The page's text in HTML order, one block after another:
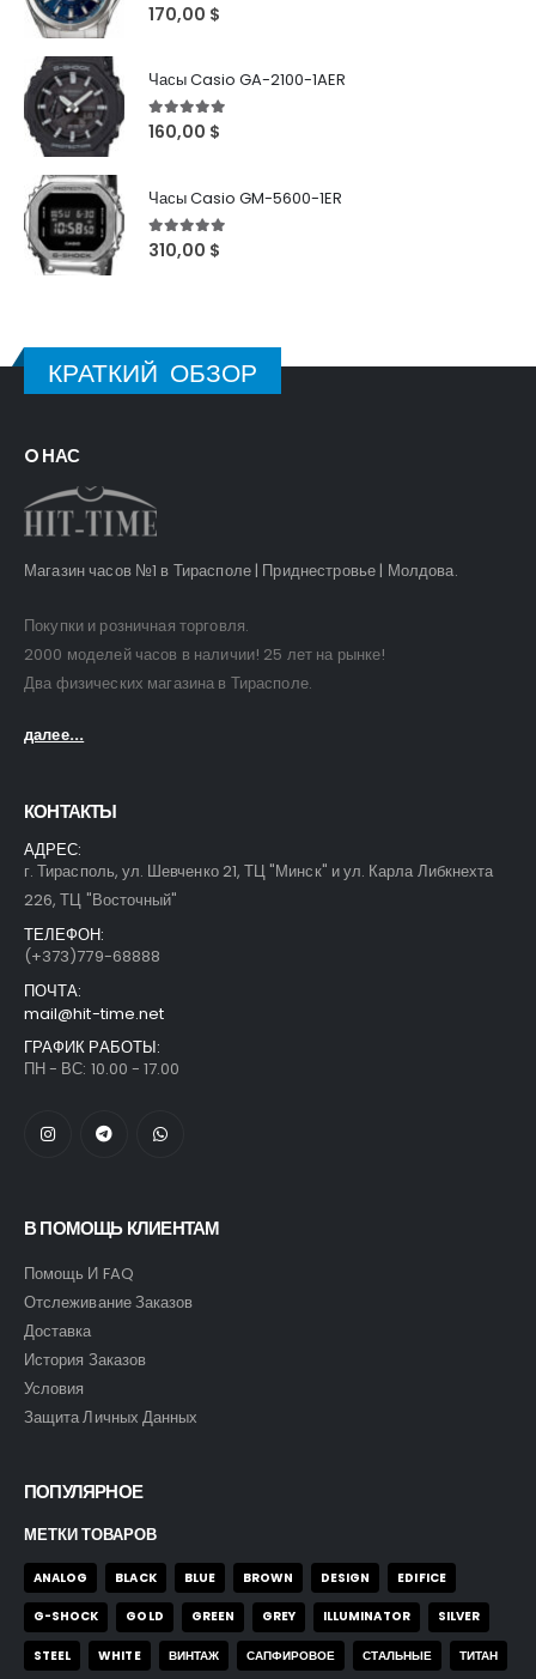
5out of 5
170,00 $
Часы Casio GA-2100-1AER
5out of 5
160,00 $
Часы Casio GM-5600-1ER
5out of 5
310,00 $
КРАТКИЙ ОБЗОР
O НАС
Магазин часов №1 в Тирасполе | Приднестровье | Молдова.
Покупки и розничная торговля.
2000 моделей часов в наличии! 25 лет на рынке!
Два физических магазина в Тирасполе.
далее...
КОНТАКТЫ
АДРЕС:
г. Тирасполь, ул. Шевченко 21, ТЦ "Минск" и ул. Карла Либкнехта
226, ТЦ "Восточный"
ТЕЛЕФОН:
(+373)779-68888
ПОЧТА:
mail@hit-time.net
ГРАФИК РАБОТЫ:
ПН - ВС: 10.00 - 17.00
В ПОМОЩЬ КЛИЕНТАМ
Помощь И FAQ
Отслеживание Заказов
Доставка
История Заказов
Условия
Защита Личных Данных
ПОПУЛЯРНОЕ
МЕТКИ ТОВАРОВ
ANALOG BLACK BLUE BROWN DESIGN EDIFICE
G-SHOCK GOLD GREEN GREY ILLUMINATOR SILVER
STEEL WHITE ВИНТАЖ САПФИРОВОЕ СТАЛЬНЫЕ ТИТАН